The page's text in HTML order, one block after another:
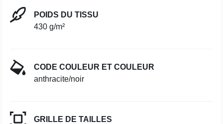
POIDS DU TISSU
430 g/m²
CODE COULEUR ET COULEUR
anthracite/noir
GRILLE DE TAILLES